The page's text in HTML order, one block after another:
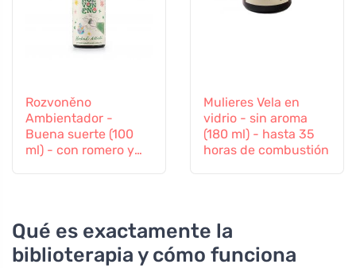
Rozvoněno
Ambientador -
Buena suerte (100
ml) - con romero y
Mulieres Vela en
vidrio - sin aroma
(180 ml) - hasta 35
horas de combustión
Qué es exactamente la
biblioterapia y cómo funciona